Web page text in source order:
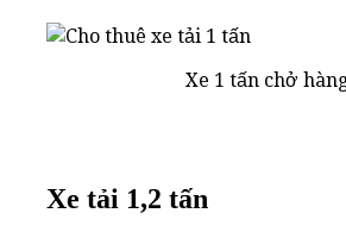
Xe 1 tấn chở
Xe tải 1,2 tấn